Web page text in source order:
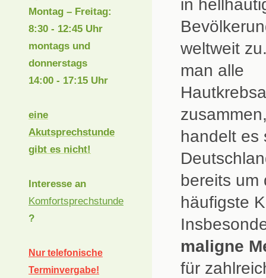
in
weltweit
man alle
handelt es
bereits um
häufigste
maligne
für
Montag – Freitag:
8:30 - 12:45 Uhr
montags und
donnerstags
14:00 - 17:15 Uhr
eine
Akutsprechstunde
gibt es nicht!
Interesse an
Komfortsprechstunde
?
Nur telefonische
Terminvergabe!